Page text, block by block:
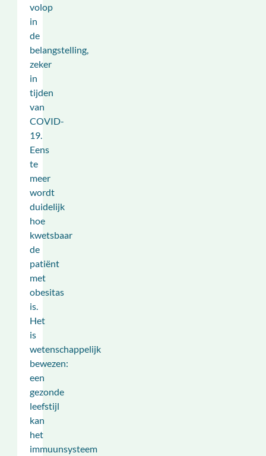
volop
in
de
belangstelling,
zeker
in
tijden
van
COVID-
19.
Eens
te
meer
wordt
duidelijk
hoe
kwetsbaar
de
patiënt
met
obesitas
is.
Het
is
wetenschappelijk
bewezen:
een
gezonde
leefstijl
kan
het
immuunsysteem